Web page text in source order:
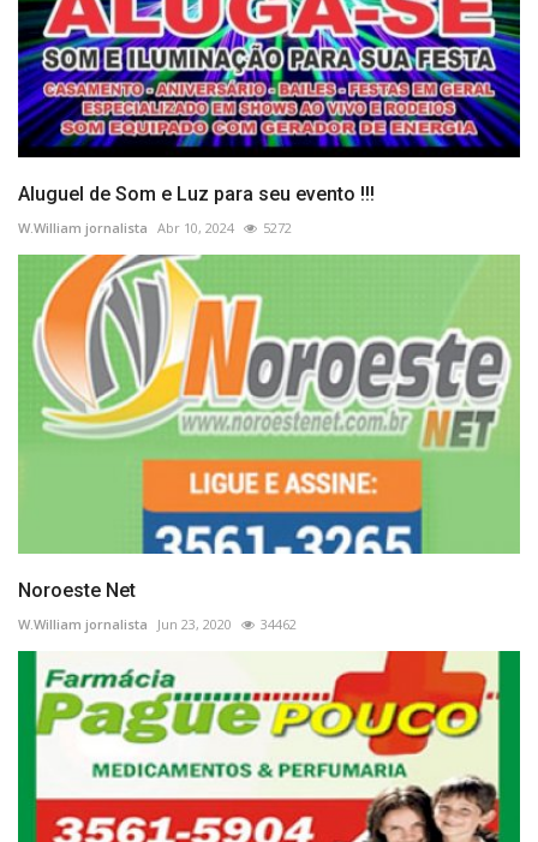
Aluguel de Som e Luz para seu evento !!!
W.William jornalista Abr 10, 2024 5272
Noroeste Net
W.William jornalista Jun 23, 2020 34462